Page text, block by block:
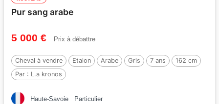
Pur sang arabe
5 000 € Prix à débattre
Cheval à vendre Etalon Arabe Gris 7 ans
162 cm
Par : L.a kronos
Haute-Savoie Particulier